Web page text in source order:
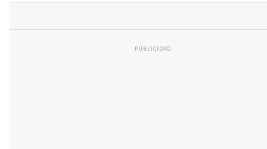
PUBLICIDAD